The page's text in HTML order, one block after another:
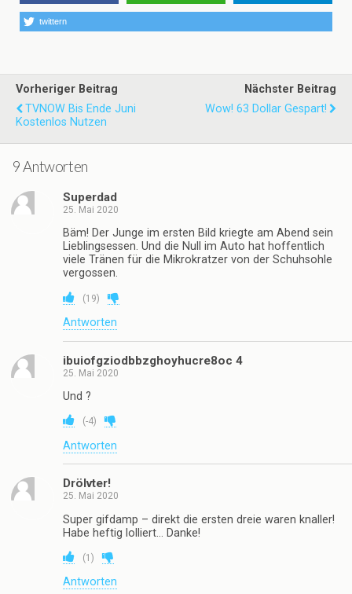
twittern
Vorheriger Beitrag
TVNOW Bis Ende Juni
Kostenlos Nutzen
Nächster Beitrag
Wow! 63 Dollar Gespart!
9 Antworten
Superdad
25. Mai 2020
Bäm! Der Junge im ersten Bild kriegte am Abend sein
Lieblingsessen. Und die Null im Auto hat hoffentlich
viele Tränen für die Mikrokratzer von der Schuhsohle
vergossen.
(19)
Antworten
ibuiofgziodbbzghoyhucre8oc 4
25. Mai 2020
Und ?
(-4)
Antworten
Drölvter!
25. Mai 2020
Super gifdamp – direkt die ersten dreie waren knaller!
Habe heftig lolliert… Danke!
(1 )
Antworten